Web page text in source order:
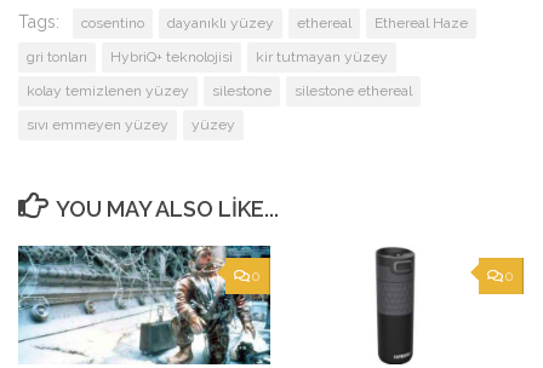
Tags: cosentino dayanıklı yüzey ethereal
Ethereal Haze
gri tonları
HybriQ+ teknolojisi
kir tutmayan yüzey
kolay temizlenen yüzey
silestone
silestone ethereal
sıvı emmeyen yüzey
yüzey
YOU MAY ALSO LIKE...
0 0